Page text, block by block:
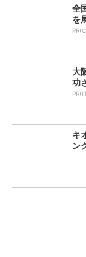
全
を
大
功
キ
ン